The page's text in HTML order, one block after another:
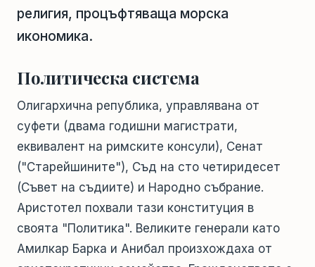
религия, процъфтяваща морска
икономика.
Политическа система
Олигархична република, управлявана от
суфети (двама годишни магистрати,
еквивалент на римските консули), Сенат
("Старейшините"), Съд на сто четиридесет
(Съвет на съдиите) и Народно събрание.
Аристотел похвали тази конституция в
своята "Политика". Великите генерали като
Амилкар Барка и Анибал произхождаха от